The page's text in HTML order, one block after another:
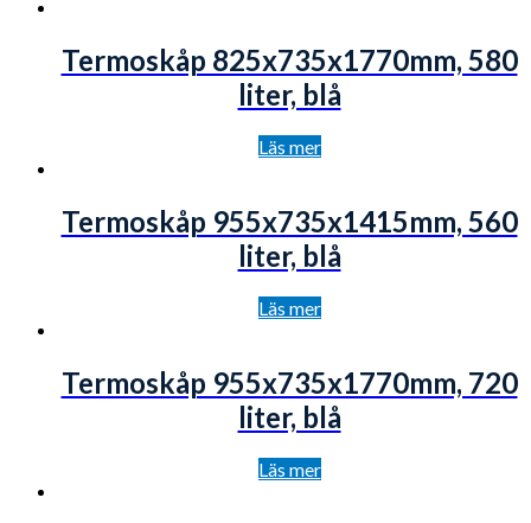
Termoskåp 825x735x1770mm, 580
liter, blå
Läs mer
Termoskåp 955x735x1415mm, 560
liter, blå
Läs mer
Termoskåp 955x735x1770mm, 720
liter, blå
Läs mer